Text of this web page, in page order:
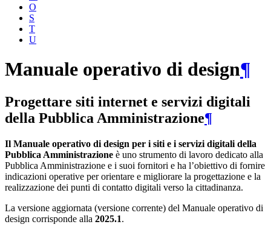
O
S
T
U
Manuale operativo di design¶
Progettare siti internet e servizi digitali
della Pubblica Amministrazione¶
Il Manuale operativo di design per i siti e i servizi digitali della
Pubblica Amministrazione è uno strumento di lavoro dedicato alla
Pubblica Amministrazione e i suoi fornitori e ha l’obiettivo di fornire
indicazioni operative per orientare e migliorare la progettazione e la
realizzazione dei punti di contatto digitali verso la cittadinanza.
La versione aggiornata (versione corrente) del Manuale operativo di
design corrisponde alla 2025.1.